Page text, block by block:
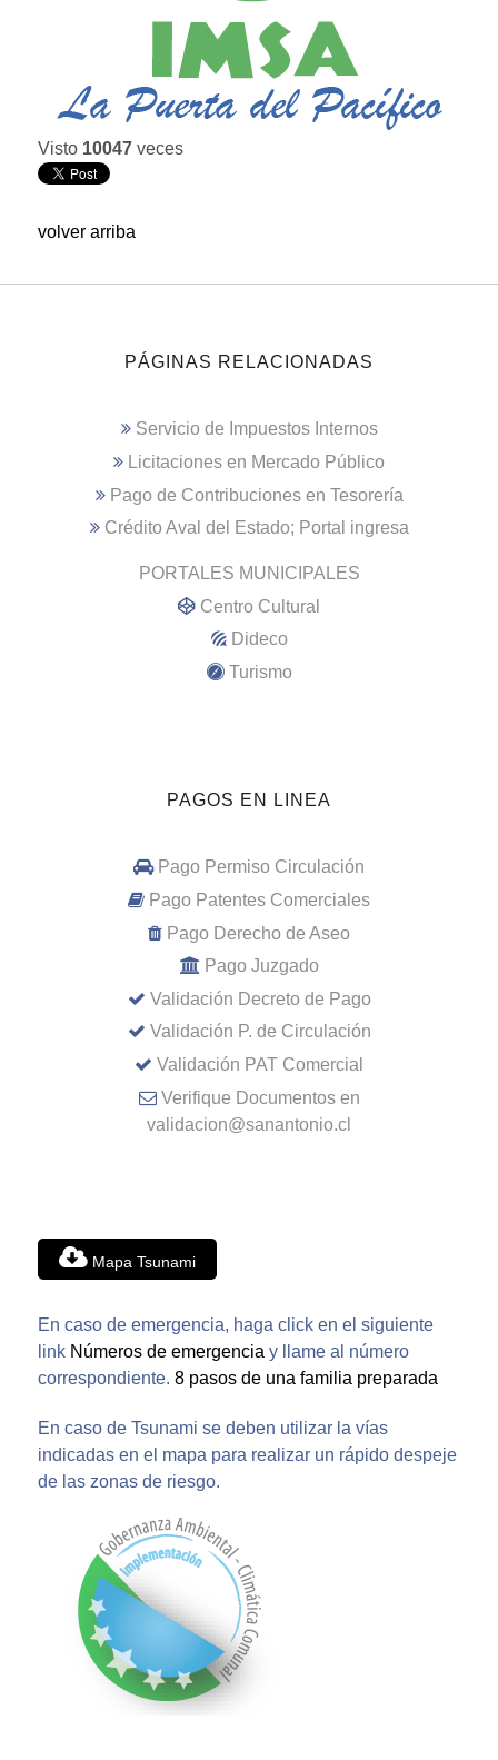
Visto 10047 veces
volver arriba
PÁGINAS RELACIONADAS
Servicio de Impuestos Internos
Licitaciones en Mercado Público
Pago de Contribuciones en Tesorería
Crédito Aval del Estado; Portal ingresa
PORTALES MUNICIPALES
Centro Cultural
Dideco
Turismo
PAGOS EN LINEA
Pago Permiso Circulación
Pago Patentes Comerciales
Pago Derecho de Aseo
Pago Juzgado
Validación Decreto de Pago
Validación P. de Circulación
Validación PAT Comercial
Verifique Documentos en
validacion@sanantonio.cl
Mapa Tsunami
En caso de emergencia, haga click en el siguiente
link Números de emergencia y llame al número
correspondiente. 8 pasos de una familia preparada
En caso de Tsunami se deben utilizar la vías
indicadas en el mapa para realizar un rápido despeje
de las zonas de riesgo.